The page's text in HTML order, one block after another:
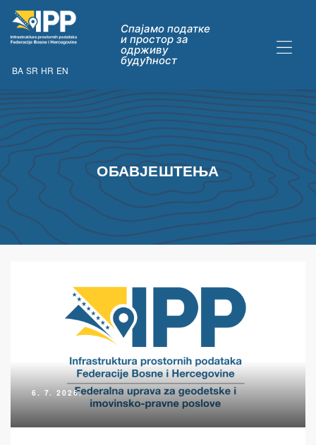
BA SR HR EN
Спајамо податке
и простор за
одрживу
будућност
ОБАВЈЕШТЕЊА
6. 7. 2026.